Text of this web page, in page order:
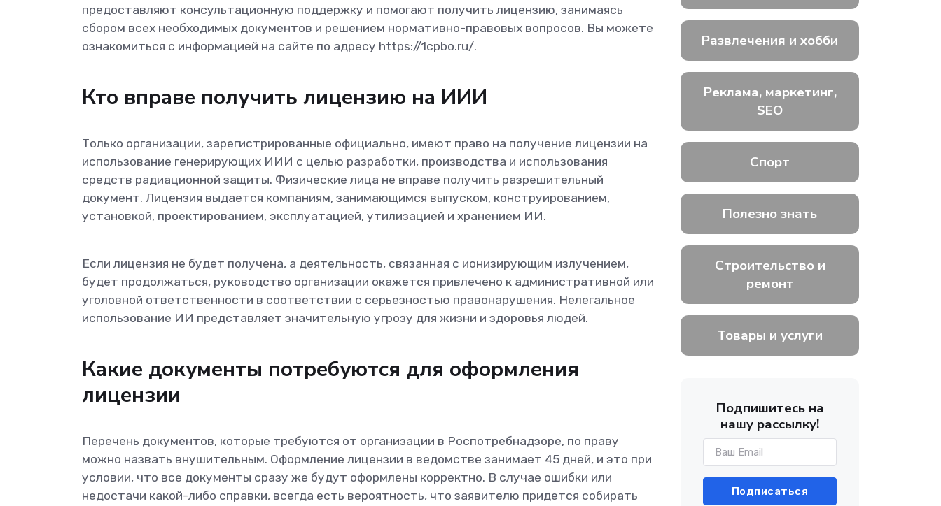
предоставляют консультационную поддержку и помогают получить лицензию, занимаясь
сбором всех необходимых документов и решением нормативно-правовых вопросов. Вы можете
ознакомиться с информацией на сайте по адресу https://1cpbo.ru/.
Кто вправе получить лицензию на ИИИ
Только организации, зарегистрированные официально, имеют право на получение лицензии на
использование генерирующих ИИИ с целью разработки, производства и использования
средств радиационной защиты. Физические лица не вправе получить разрешительный
документ. Лицензия выдается компаниям, занимающимся выпуском, конструированием,
установкой, проектированием, эксплуатацией, утилизацией и хранением ИИ.
Если лицензия не будет получена, а деятельность, связанная с ионизирующим излучением,
будет продолжаться, руководство организации окажется привлечено к административной или
уголовной ответственности в соответствии с серьезностью правонарушения. Нелегальное
использование ИИ представляет значительную угрозу для жизни и здоровья людей.
Какие документы потребуются для оформления
лицензии
Перечень документов, которые требуются от организации в Роспотребнадзоре, по праву
можно назвать внушительным. Оформление лицензии в ведомстве занимает 45 дней, и это при
условии, что все документы сразу же будут оформлены корректно. В случае ошибки или
недостачи какой-либо справки, всегда есть вероятность, что заявителю придется собирать
Развлечения и хобби
Реклама, маркетинг,
SEO
Спорт
Полезно знать
Строительство и
ремонт
Товары и услуги
Подпишитесь на
нашу рассылку!
Подписаться